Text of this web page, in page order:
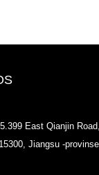
East Qianjin Road,
Jiangsu -